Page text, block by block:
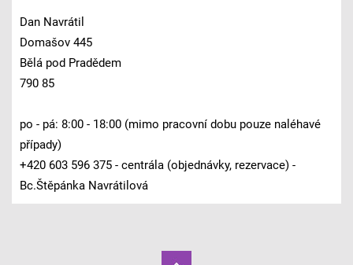
Dan Navrátil
Domašov 445
Bělá pod Pradědem
790 85
po - pá: 8:00 - 18:00 (mimo pracovní dobu pouze naléhavé
případy)
+420 603 596 375 - centrála (objednávky, rezervace) -
Bc.Štěpánka Navrátilová